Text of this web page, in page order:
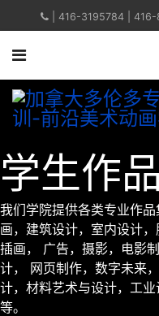
| 416-3195784 |
学生作品
我们学院提供各类专业作
画，建筑设计，室内设计，
插画， 广告，摄影，电影
计， 网页制作，数字未来
计，材料艺术与设计，工
等。